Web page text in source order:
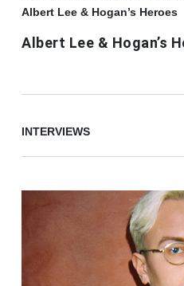
Albert Lee & Hogan’s Heroes
Albert Lee & Hogan’s
INTERVIEWS